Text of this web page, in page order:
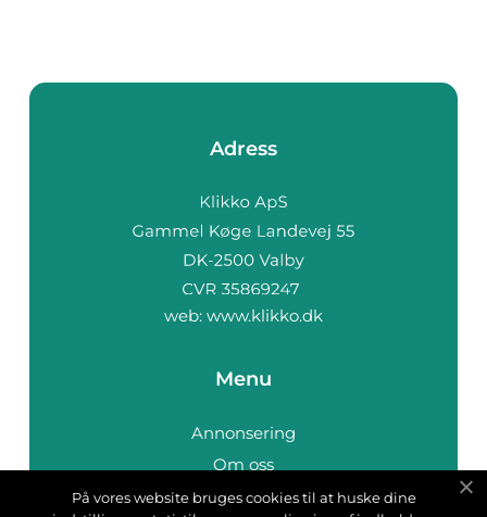
Adress
web: www.klikko.dk
Menu
Annonsering
Om oss
Cookies
På vores website bruges cookies til at huske dine